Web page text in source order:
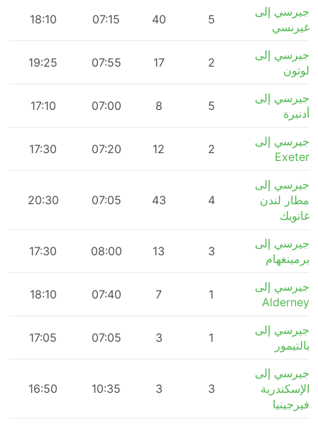
جيرسي إلى
غيرنسي
5
40
07:15
18:10
جيرسي إلى
لوتون
2
17
07:55
19:25
جيرسي إلى
أدنبرة
5
8
07:00
17:10
جيرسي إلى
Exeter
2
12
07:20
17:30
جيرسي إلى
مطار لندن
غاتويك
4
43
07:05
20:30
جيرسي إلى
برمينغهام
3
13
08:00
17:30
جيرسي إلى
Alderney
1
7
07:40
18:10
جيرسي إلى
بالتيمور
1
3
07:05
17:05
جيرسي إلى
الإسكندرية
فيرجينيا
3
3
10:35
16:50